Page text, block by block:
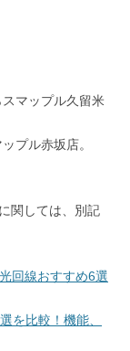
スマップル久留米
プル赤坂店。
関しては、別記
回線おすすめ6選
を比較！機能、